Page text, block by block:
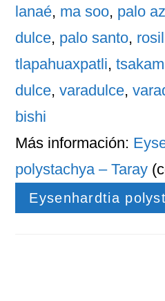
lanaé, ma soo, palo
dulce, palo santo,
tlapahuaxpatli,tsakam
dulce,varadulce,
bishi
Más información:
polystachya – Taray
Eysenhardtia